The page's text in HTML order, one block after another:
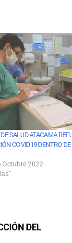
SALUD ATACAMA
COVID19 DENTRO
Octubre 2022
DEL